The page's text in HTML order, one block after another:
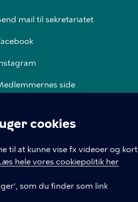
cookies
til at kunne vise fx videoer og kort
hele vores cookiepolitik her
som du finder som link
mail til sekretariatet
side